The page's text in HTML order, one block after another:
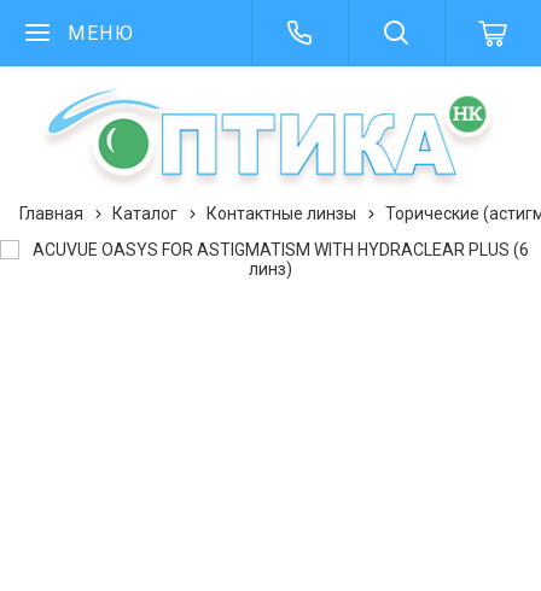
МЕНЮ
Главная Каталог Контактные линзы Торические